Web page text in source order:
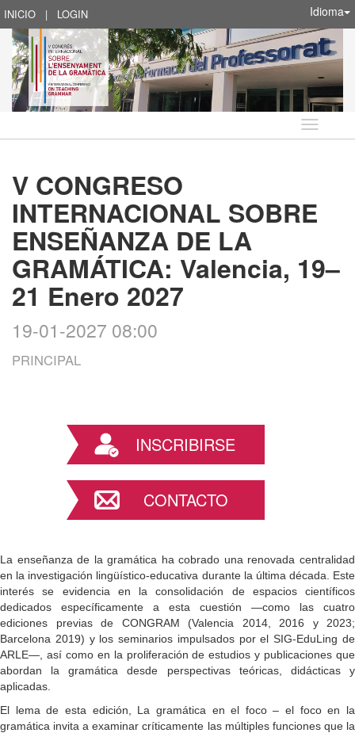
INICIO | LOGIN Idioma
Idioma
V CONGRESO
INTERNACIONAL SOBRE
ENSEÑANZA DE LA
GRAMÁTICA: Valencia, 19–
21 Enero 2027
19-01-2027 08:00
PRINCIPAL
INSCRIBIRSE
CONTACTO
La enseñanza de la gramática ha cobrado una renovada centralidad
en la investigación lingüístico‑educativa durante la última década. Este
interés se evidencia en la consolidación de espacios científicos
dedicados específicamente a esta cuestión —como las cuatro
ediciones previas de CONGRAM (Valencia 2014, 2016 y 2023;
Barcelona 2019) y los seminarios impulsados por el SIG‑EduLing de
ARLE—, así como en la proliferación de estudios y publicaciones que
abordan la gramática desde perspectivas teóricas, didácticas y
aplicadas.
El lema de esta edición, La gramática en el foco – el foco en la
gramática invita a examinar críticamente las múltiples funciones que la